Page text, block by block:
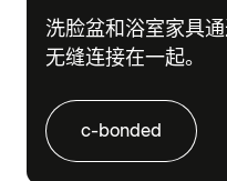
洗脸盆和浴室家具
无缝连接在一起。
c-bonded